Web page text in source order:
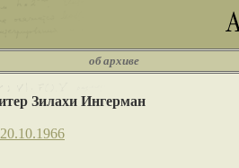
об архиве
Зилахи Ингерман